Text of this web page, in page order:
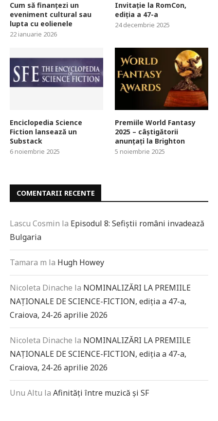
Cum să finanțezi un
eveniment cultural sau
lupta cu eolienele
22 ianuarie 2026
Invitație la RomCon,
ediția a 47-a
24 decembrie 2025
Enciclopedia Science
Fiction lansează un
Substack
6 noiembrie 2025
Premiile World Fantasy
2025 – câștigătorii
anunțați la Brighton
5 noiembrie 2025
COMENTARII RECENTE
Lascu Cosmin la Episodul 8: Sefiștii români invadează
Bulgaria
Tamara m la Hugh Howey
Nicoleta Dinache la NOMINALIZĂRI LA PREMIILE
NAȚIONALE DE SCIENCE-FICTION, ediția a 47-a,
Craiova, 24-26 aprilie 2026
Nicoleta Dinache la NOMINALIZĂRI LA PREMIILE
NAȚIONALE DE SCIENCE-FICTION, ediția a 47-a,
Craiova, 24-26 aprilie 2026
Unu Altu la Afinități între muzică și SF